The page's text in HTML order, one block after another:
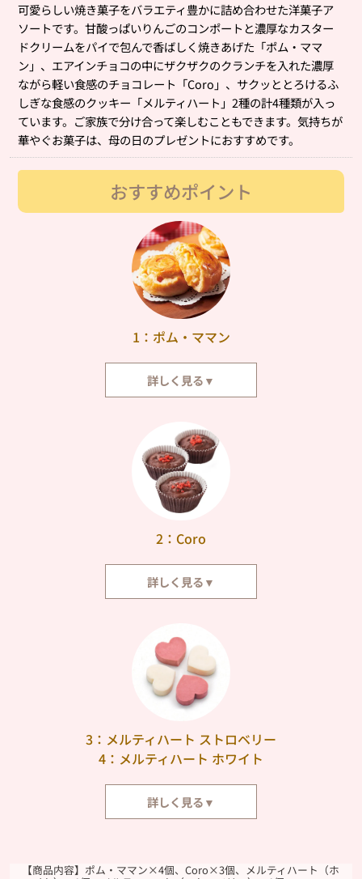
可愛らしい焼き菓子をバラエティ豊かに詰め合わせた洋菓子ア
ソートです。甘酸っぱいりんごのコンポートと濃厚なカスター
ドクリームをパイで包んで香ばしく焼きあげた「ポム・ママ
ン」、エアインチョコの中にザクザクのクランチを入れた濃厚
ながら軽い食感のチョコレート「Coro」、サクッととろけるふ
しぎな食感のクッキー「メルティハート」2種の計4種類が入っ
ています。ご家族で分け合って楽しむこともできます。気持ちが
華やぐお菓子は、母の日のプレゼントにおすすめです。
おすすめポイント
1：ポム・ママン
詳しく見る▼
カスタードクリームのまろやかさが絶妙にマッチ。
2：Coro
詳しく見る▼
3：メルティハート ストロベリー
4：メルティハート ホワイト
詳しく見る▼
【商品内容】ポム・ママン×4個、Coro×3個、メルティハート（ホ